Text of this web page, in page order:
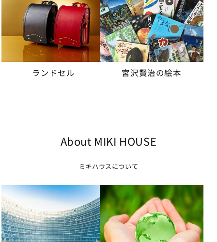
ランドセル 宮沢賢治の絵本
About MIKI HOUSE
ミキハウスについて